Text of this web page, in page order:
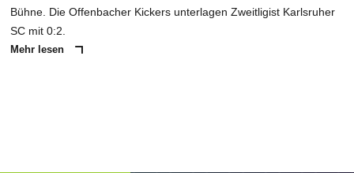
Bühne. Die Offenbacher Kickers unterlagen Zweitligist Karlsruher
SC mit 0:2.
Mehr lesen